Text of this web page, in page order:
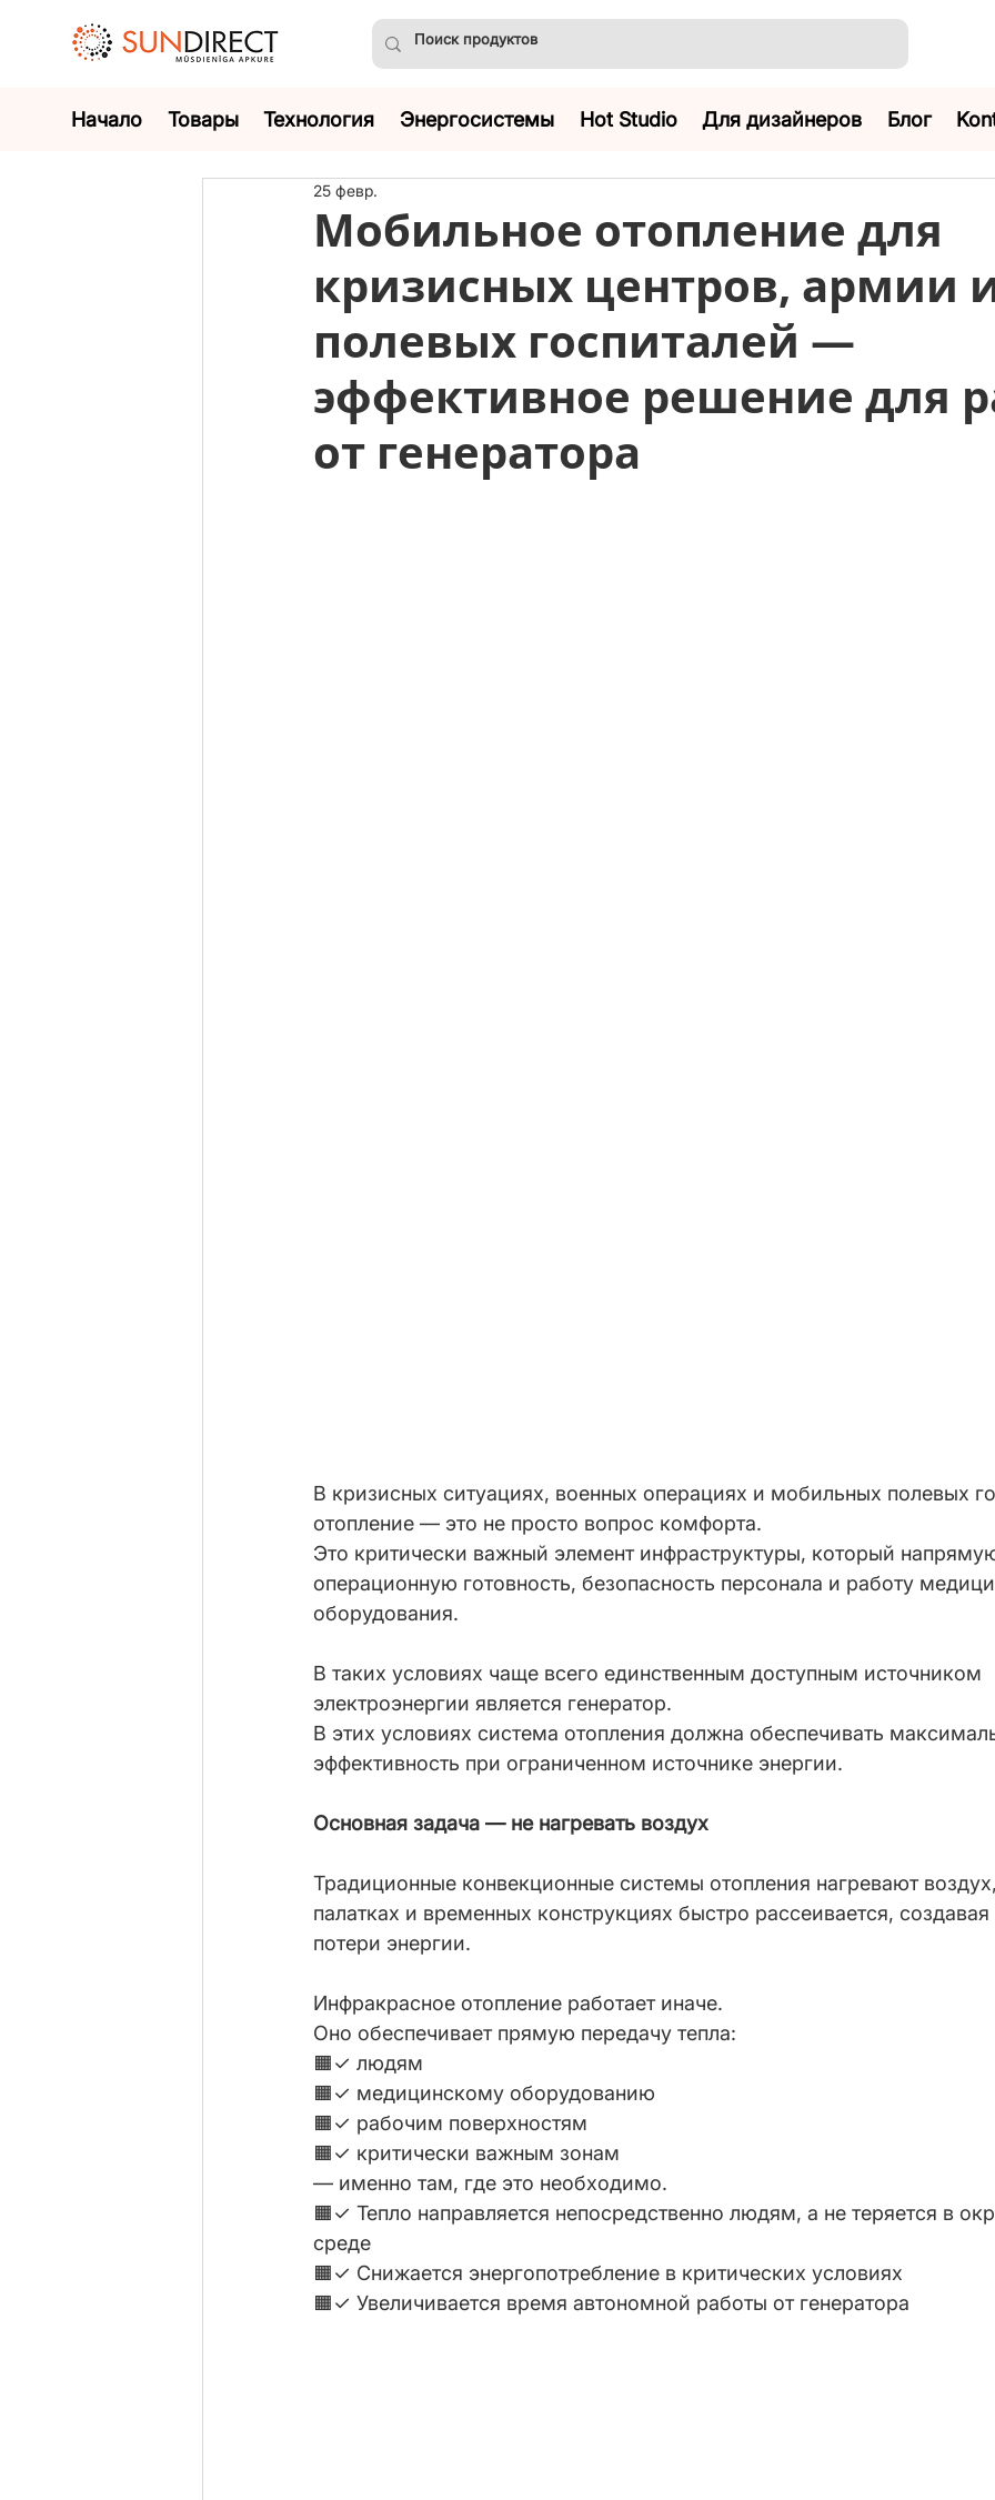
Начало Товары Технология Энергосистемы Hot Studio Для дизайнеров Блог
Мобильное отопление для
кризисных центров, армии
полевых госпиталей —
эффективное решение для
от генератора
25 февр.
В кризисных ситуациях, военных операциях и мобильных полевых
отопление — это не просто вопрос комфорта.
Это критически важный элемент инфраструктуры, который
операционную готовность, безопасность персонала и работу
оборудования.
В таких условиях чаще всего единственным доступным источником
электроэнергии является генератор.
В этих условиях система отопления должна обеспечивать
эффективность при ограниченном источнике энергии.
Основная задача — не нагревать воздух
Традиционные конвекционные системы отопления нагревают
палатках и временных конструкциях быстро рассеивается, создавая
потери энергии.
Инфракрасное отопление работает иначе.
Оно обеспечивает прямую передачу тепла:
🟧✓ людям
🟧✓ медицинскому оборудованию
🟧✓ рабочим поверхностям
🟧✓ критически важным зонам
— именно там, где это необходимо.
🟧✓ Тепло направляется непосредственно людям, а не теряется в
среде
🟧✓ Снижается энергопотребление в критических условиях
🟧✓ Увеличивается время автономной работы от генератора